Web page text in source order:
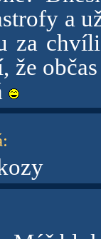
a
za
že
: